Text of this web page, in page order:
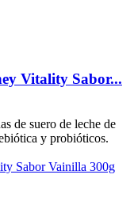
Vitality Sabor...
de suero de leche de
y probióticos.